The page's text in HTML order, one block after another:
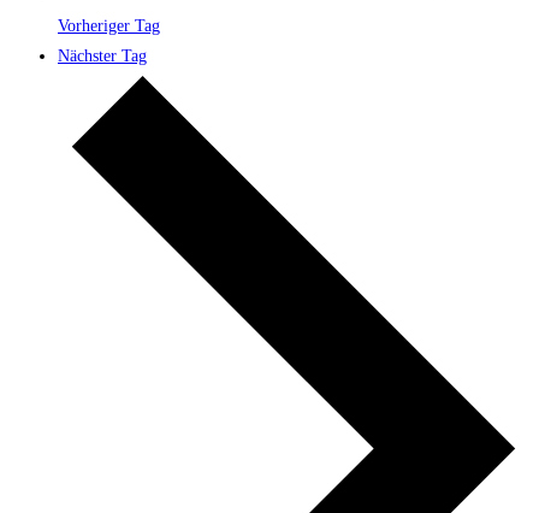
Vorheriger Tag
Nächster Tag